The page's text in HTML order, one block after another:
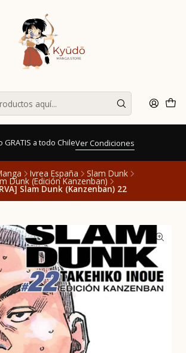
GRATIS a todo ChileVer Condiciones
Ivrea España Slam Dunk
Dunk (Edición Kanzenban)
Slam Dunk (Kanzenban) 22